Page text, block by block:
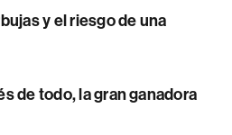
y el riesgo de una
de todo, la gran ganadora